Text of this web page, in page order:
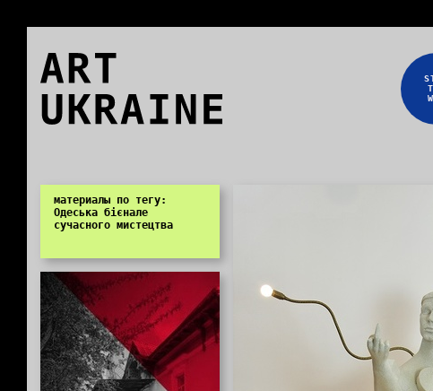
ART
UKRAINE
материалы по тегу:
Одеська бієнале
сучасного мистецтва